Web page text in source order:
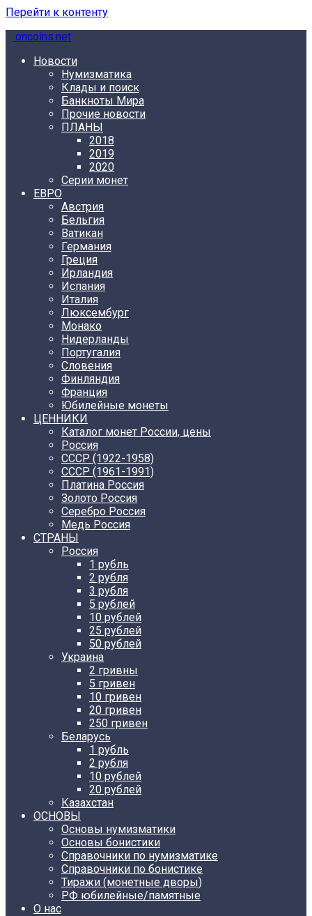
Перейти к контенту
oncoins.net
Новости
Нумизматика
Клады и поиск
Банкноты Мира
Прочие новости
ПЛАНЫ
2018
2019
2020
Серии монет
ЕВРО
Австрия
Бельгия
Ватикан
Германия
Греция
Ирландия
Испания
Италия
Люксембург
Монако
Нидерланды
Португалия
Словения
Финляндия
Франция
Юбилейные монеты
ЦЕННИКИ
Каталог монет России, цены
Россия
СССР (1922-1958)
CCCР (1961-1991)
Платина Россия
Золото Россия
Серебро Россия
Медь Россия
СТРАНЫ
Россия
1 рубль
2 рубля
3 рубля
5 рублей
10 рублей
25 рублей
50 рублей
Украина
2 гривны
5 гривен
10 гривен
20 гривен
250 гривен
Беларусь
1 рубль
2 рубля
10 рублей
20 рублей
Казахстан
ОСНОВЫ
Основы нумизматики
Основы бонистики
Справочники по нумизматике
Справочники по бонистике
Тиражи (монетные дворы)
РФ юбилейные/памятные
О нас